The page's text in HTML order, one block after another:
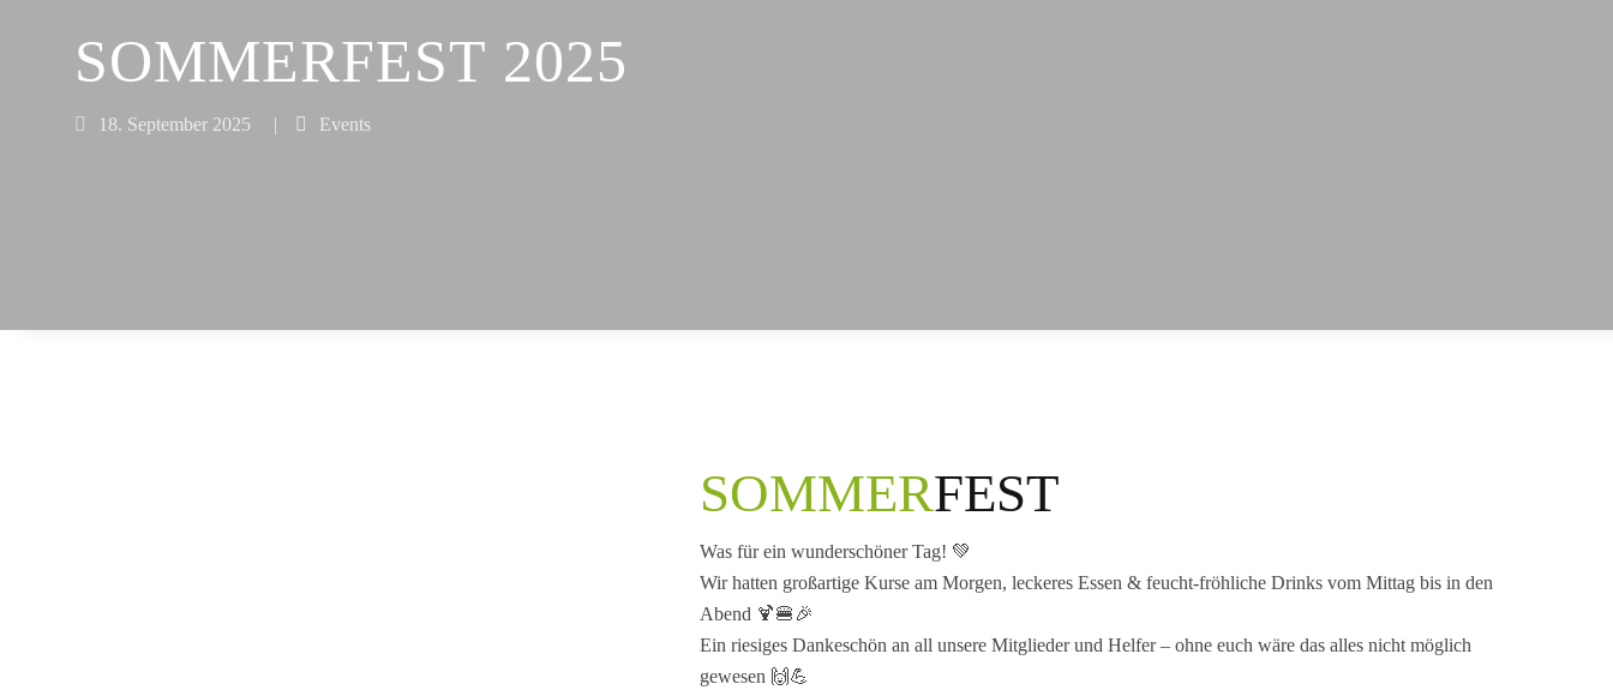
SOMMERFEST 2025
18. September 2025 | Events
SOMMERFEST
Was für ein wunderschöner Tag! 💚
Wir hatten großartige Kurse am Morgen, leckeres Essen & feucht-fröhliche Drinks vom Mittag bis in den
Abend 🍹🍔🎉
Ein riesiges Dankeschön an all unsere Mitglieder und Helfer – ohne euch wäre das alles nicht möglich
gewesen 🙌💪